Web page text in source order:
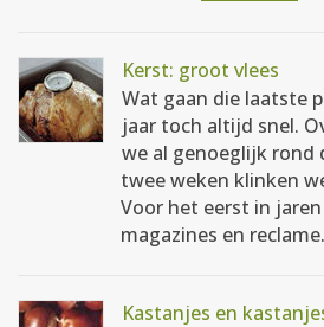
Kerst: groot vlees
Wat gaan die laatste
jaar toch altijd snel.
we al genoeglijk rond
twee weken klinken
Voor het eerst in
magazines en
Kastanjes en